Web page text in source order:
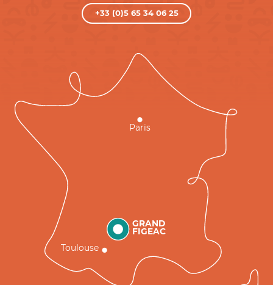
+33 (0)5 65 34 06 25
GRAND
FIGEAC
Toulouse
Paris